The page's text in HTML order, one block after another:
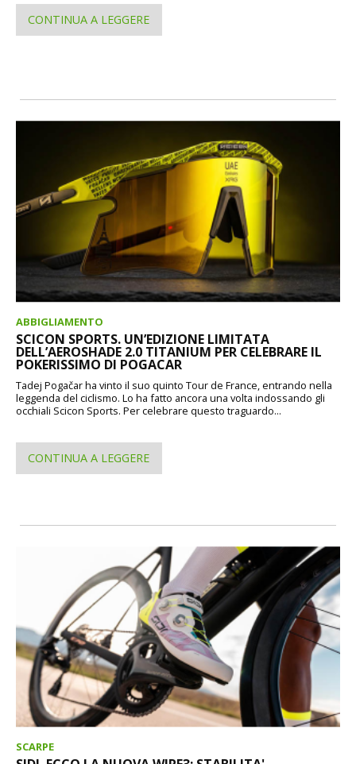
CONTINUA A LEGGERE
ABBIGLIAMENTO
SCICON SPORTS. UN’EDIZIONE LIMITATA
DELL’AEROSHADE 2.0 TITANIUM PER CELEBRARE IL
POKERISSIMO DI POGACAR
Tadej Pogačar ha vinto il suo quinto Tour de France, entrando nella
leggenda del ciclismo. Lo ha fatto ancora una volta indossando gli
occhiali Scicon Sports. Per celebrare questo traguardo...
CONTINUA A LEGGERE
SCARPE